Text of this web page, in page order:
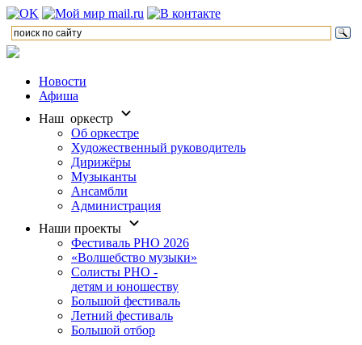
Новости
Афиша
Наш оркестр
Об оркестре
Художественный руководитель
Дирижёры
Музыканты
Ансамбли
Администрация
Наши проекты
Фестиваль РНО 2026
«Волшебство музыки»
Солисты РНО -
детям и юношеству
Большой фестиваль
Летний фестиваль
Большой отбор